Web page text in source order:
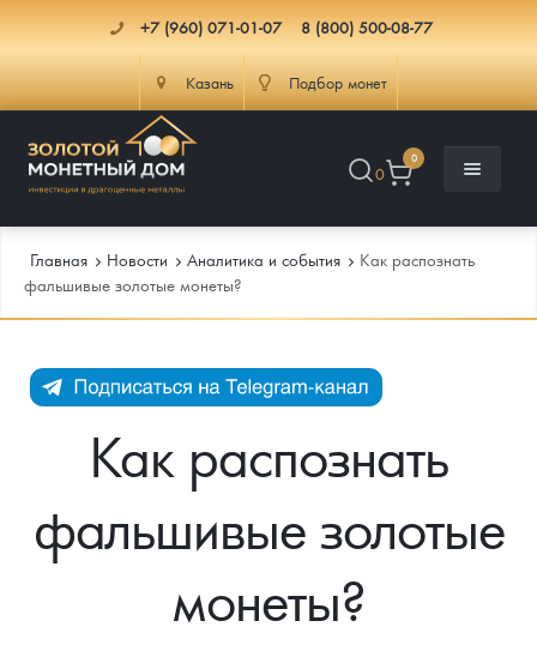
+7 (960) 071-01-07 8 (800) 500-08-77
Казань Подбор монет
0
0
Каталог Монет
Инвестиционные монеты
Памятные монеты России и СССР
Монеты Царской России
Монеты стран мира после 1950г
Георгий Победоносец
Инфо
Как сделать заказ
Главная Новости Аналитика и события
Как распознать
фальшивые золотые монеты?
Как распознать
фальшивые золотые
монеты?